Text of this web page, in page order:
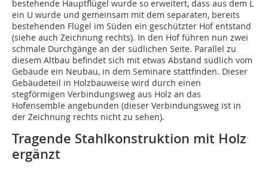
bestehende Hauptflügel wurde so erweitert, dass aus dem L
ein U wurde und gemeinsam mit dem separaten, bereits
bestehenden Flügel im Süden ein geschützter Hof entstand
(siehe auch Zeichnung rechts). In den Hof führen nun zwei
schmale Durchgänge an der südlichen Seite. Parallel zu
diesem Altbau befindet sich mit etwas Abstand südlich vom
Gebäude ein Neubau, in dem Seminare stattfinden. Dieser
Gebäudeteil in Holzbauweise wird durch einen
stegförmigen Verbindungsweg aus Holz an das
Hofensemble angebunden (dieser Verbindungsweg ist in
der Zeichnung rechts nicht zu sehen).
Tragende Stahlkonstruktion mit Holz
ergänzt